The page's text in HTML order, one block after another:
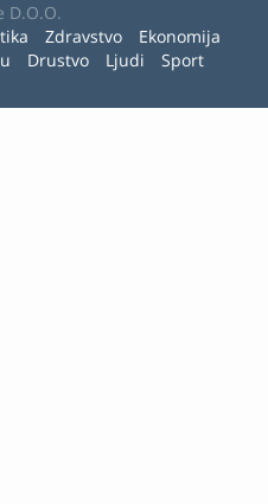
D.O.O.
Zdravstvo
Ekonomija
Drustvo Ljudi
Sport